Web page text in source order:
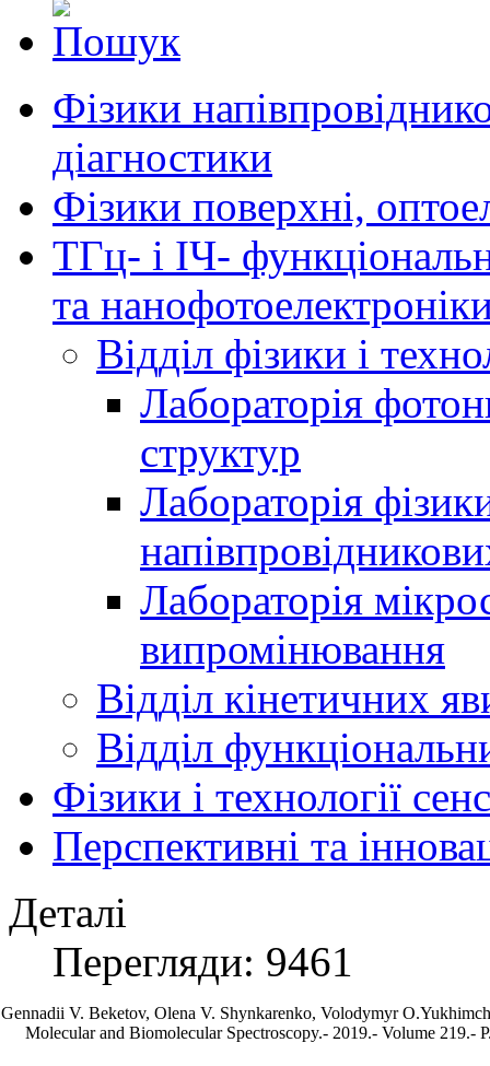
Фізики
діагностики
Фізики поверхні,
ТГц- і ІЧ-
та
Відділ фізики і
Лабораторія
структур
Лабораторія
Лабораторія
випромінювання
Відділ кінетичних
Відділ
Фізики і технології
Перспективні та
Деталі
Перегляди: 9461
Gennadii V. Beketov, Olena V. Shynkarenko, Volodymyr
Molecular and Biomolecular Spectroscopy.- 2019.- Volume 219.-